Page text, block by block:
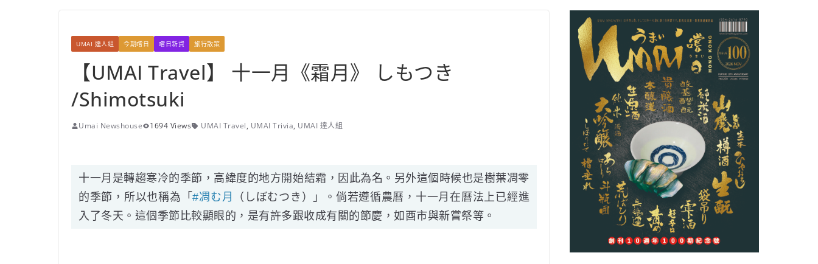
UMAI 達人組 今期嚐日 嚐日新資 旅行散策
【UMAI Travel】 十一月《霜月》 しもつき
/Shimotsuki
Umai Newshouse 1694 Views UMAI Travel, UMAI Trivia, UMAI 達人組
十一月是轉趨寒冷的季節，高緯度的地方開始結霜，因此為名。另外這個時候也是樹葉凋零
的季節，所以也稱為「#凋む月
（しぼむつき）」。倘若遵循農曆，十一月在曆法上已經進
入了冬天。這個季節比較顯眼的，是有許多跟收成有關的節慶，如酉市與新嘗祭等。